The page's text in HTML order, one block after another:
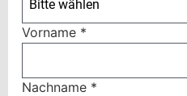
Bitte wählen
Vorname *
Nachname *